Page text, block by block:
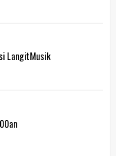
LangitMusik